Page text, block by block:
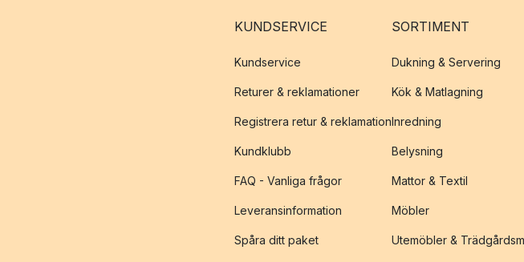
KUNDSERVICE
Kundservice
Returer & reklamationer
Registrera retur & reklamation
Kundklubb
FAQ - Vanliga frågor
Leveransinformation
Spåra ditt paket
SORTIMENT
Dukning & Servering
Kök & Matlagning
Inredning
Belysning
Mattor & Textil
Möbler
Utemöbler &